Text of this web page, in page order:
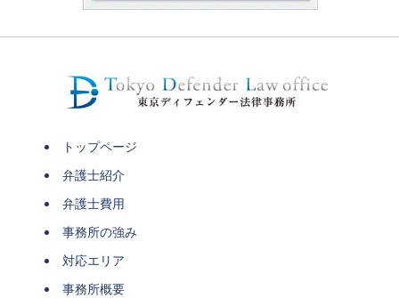
トップページ
弁護士紹介
弁護士費用
事務所の強み
対応エリア
事務所概要